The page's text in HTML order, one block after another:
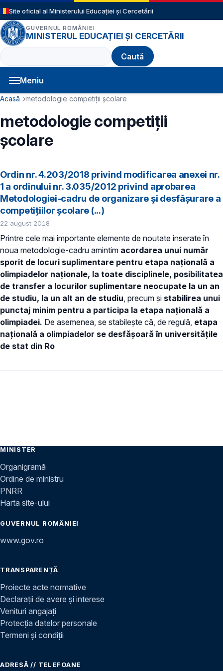
Sari la conținutul principal
Site oficial al Ministerului Educației și Cercetării
GUVERNUL ROMÂNIEI
MINISTERUL EDUCAȚIEI ȘI CERCETĂRII
Caută
Meniu
Navigație principală
Cale de navigare
Acasă metodologie competiții școlare
metodologie competiții
școlare
Ordin nr. 4.203/2018 privind modificarea anexei nr.
1 a ordinului nr. 3.035/2012 privind aprobarea
Metodologiei-cadru de organizare și desfășurare a
competițiilor școlare (...)
22 august 2018
Printre cele mai importante elemente de noutate inserate în
noua metodologie-cadru amintim acordarea unui număr
sporit de locuri suplimentare pentru etapa naţională a
olimpiadelor naţionale, la toate disciplinele, posibilitatea
de transfer a locurilor suplimentare neocupate la un an
de studiu, la un alt an de studiu, precum şi stabilirea unui
punctaj minim pentru a participa la etapa națională a
olimpiadei. De asemenea, se stabilește că, de regulă, etapa
națională a olimpiadelor se desfășoară în universitățile
de stat din Ro
MINISTER
Organigramă
Ordine de ministru
PNRR
Harta site-ului
GUVERNUL ROMÂNIEI
www.gov.ro
TRANSPARENȚĂ
Proiecte acte normative
Declarații de avere și interese
Venituri angajați
Protecția datelor personale
Termeni și condiții
ADRESĂ // TELEFOANE